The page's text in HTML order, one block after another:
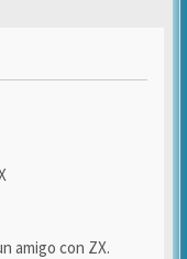
amigo con ZX.